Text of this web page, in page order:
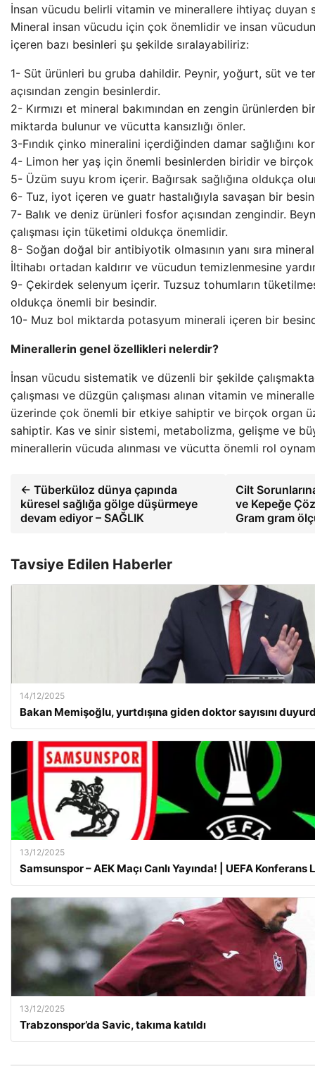
İnsan vücudu belirli vitamin ve minerallere ihtiyaç duyan
Mineral insan vücudu için çok önemlidir ve insan
içeren bazı besinleri şu şekilde sıralayabiliriz:
1- Süt ürünleri bu gruba dahildir. Peynir, yoğurt, süt ve
açısından zengin besinlerdir.
2- Kırmızı et mineral bakımından en zengin ürünlerden
miktarda bulunur ve vücutta kansızlığı önler.
3-Fındık çinko mineralini içerdiğinden damar sağlığını
4- Limon her yaş için önemli besinlerden biridir ve
5- Üzüm suyu krom içerir. Bağırsak sağlığına oldukça
6- Tuz, iyot içeren ve guatr hastalığıyla savaşan bir
7- Balık ve deniz ürünleri fosfor açısından zengindir.
çalışması için tüketimi oldukça önemlidir.
8- Soğan doğal bir antibiyotik olmasının yanı sıra
İltihabı ortadan kaldırır ve vücudun temizlenmesine
9- Çekirdek selenyum içerir. Tuzsuz tohumların
oldukça önemli bir besindir.
10- Muz bol miktarda potasyum minerali içeren bir
Minerallerin genel özellikleri nelerdir?
İnsan vücudu sistematik ve düzenli bir şekilde
çalışması ve düzgün çalışması alınan vitamin ve
üzerinde çok önemli bir etkiye sahiptir ve birçok organ
sahiptir. Kas ve sinir sistemi, metabolizma, gelişme ve
minerallerin vücuda alınması ve vücutta önemli rol
← Tüberküloz dünya çapında
küresel sağlığa gölge düşürmeye
devam ediyor – SAĞLIK
Cilt
ve Kepeğe
Gram gram
Tavsiye Edilen Haberler
14/12/2025
Bakan Memişoğlu, yurtdışına giden doktor sayısını
13/12/2025
Samsunspor – AEK Maçı Canlı Yayında! | UEFA Konferans
13/12/2025
Trabzonspor’da Savic, takıma katıldı